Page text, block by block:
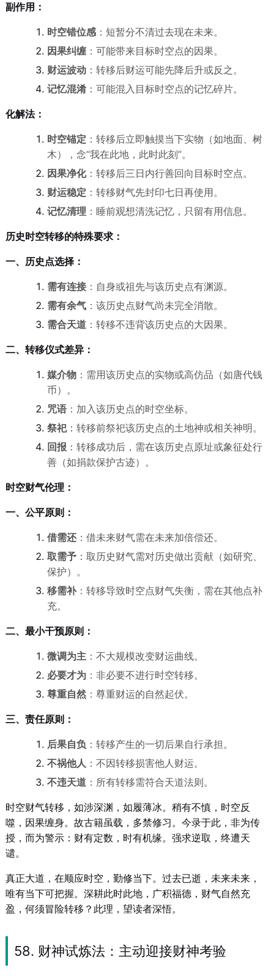
副作用：
时空错位感：短暂分不清过去现在未来。
因果纠缠：可能带来目标时空点的因果。
财运波动：转移后财运可能先降后升或反之。
记忆混淆：可能混入目标时空点的记忆碎片。
化解法：
时空锚定 ：转移后立即触摸当下实物（如地面、树
木），念“我在此地，此时此刻”。
因果净化：转移后三日内行善回向目标时空点。
财运稳定 ：转移财气先封印七日再使用。
记忆清理 ：睡前观想清洗记忆，只留有用信息。
历史时空转移的特殊要求：
一、历史点选择：
需有连接：自身或祖先与该历史点有渊源。
需有余气：该历史点财气尚未完全消散。
需合天道：转移不违背该历史点的大因果。
二、转移仪式差异：
媒介物：需用该历史点的实物或高仿品（如唐代钱
币）。
咒语：加入该历史点的时空坐标。
祭祀：转移前祭祀该历史点的土地神或相关神明。
回报 ：转移成功后，需在该历史点原址或象征处行
善（如捐款保护古迹）。
时空财气伦理：
一、公平原则：
借需还：借未来财气需在未来加倍偿还。
取需予：取历史财气需对历史做出贡献（如研究、
保护）。
移需补：转移导致时空点财气失衡，需在其他点补
充。
二、最小干预原则：
微调为主：不大规模改变财运曲线。
必要才为：非必要不进行时空转移。
尊重自然：尊重财运的自然起伏。
三、责任原则：
后果自负 ：转移产生的一切后果自行承担。
不祸他人 ：不因转移损害他人财运。
不违天道：所有转移需符合天道法则。
时空财气转移，如涉深渊，如履薄冰。稍有不慎，时空反
噬，因果缠身。故古籍虽载，多禁修习。今录于此，非为传
授，而为警示：财有定数，时有机缘。强求逆取，终遭天
谴。
真正大道，在顺应时空，勤修当下。过去已逝，未来未来，
唯有当下可把握。深耕此时此地，广积福德，财气自然充
盈，何须冒险转移？此理，望读者深悟。
58. 财神试炼法：主动迎接财神考验